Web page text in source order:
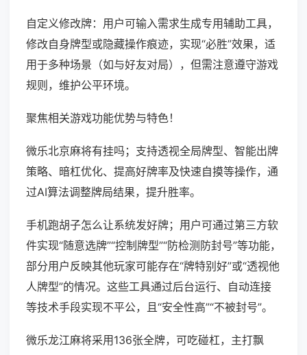
自定义修改牌：用户可输入需求生成专用辅助工具，
修改自身牌型或隐藏操作痕迹，实现“必胜”效果，适
用于多种场景（如与好友对局），但需注意遵守游戏
规则，维护公平环境。
聚焦相关游戏功能优势与特色！
微乐北京麻将有挂吗；支持透视全局牌型、智能出牌
策略、暗杠优化、提高好牌率及快速自摸等操作，通
过AI算法调整牌局结果，提升胜率。
手机跑胡子怎么让系统发好牌；用户可通过第三方软
件实现“随意选牌”“控制牌型”“防检测防封号”等功能，
部分用户反映其他玩家可能存在“牌特别好”或“透视他
人牌型”的情况。这些工具通过后台运行、自动连接
等技术手段实现不平公，且“安全性高”“不被封号”。
微乐龙江麻将采用136张全牌，可吃碰杠，主打飘